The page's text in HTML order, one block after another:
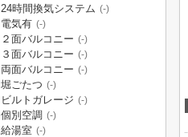
24時間換気システム (-)
電気有 (-)
２面バルコニー (-)
３面バルコニー (-)
両面バルコニー (-)
堀ごたつ (-)
ビルトガレージ (-)
個別空調 (-)
給湯室 (-)